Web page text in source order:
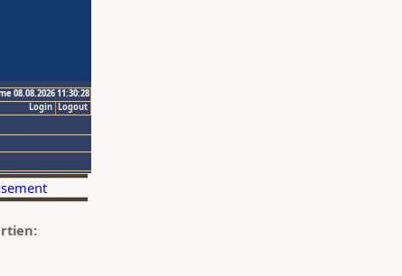
08.08.2026 11:30:28
Logout
Login